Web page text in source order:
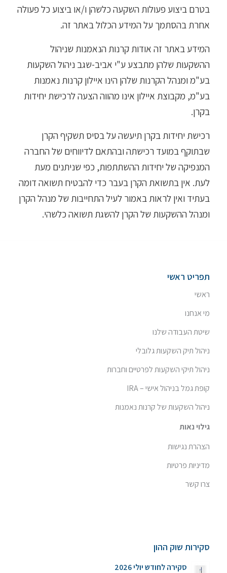
בטרם ביצוע פעולות השקעה כלשהן ו/או ביצוע כל פעולה
אחרת בהסתמך על המידע הכלול באתר זה.
המידע באתר זה אודות קרנות הנאמנות שניהול
ההשקעות שלהן מתבצע ע"י אביב-שגב ניהול השקעות
בע"מ ומנהל הקרנות שלהן הינו איילון קרנות נאמנות
בע"מ, מקבוצת איילון אינו מהווה הצעה לרכישת יחידות
בקרן.
רכישת יחידות בקרן תיעשה על בסיס תשקיף הקרן
שבתוקף במועד רכישתה ובהתאם לדיווחים של החברה
המנפיקה של יחידות ההשתתפות, כפי שניתנים מעת
לעת. אין בתשואת הקרן בעבר כדי להבטיח תשואה דומה
בעתיד ואין לראות באמור לעיל התחייבות של מנהל הקרן
ומנהל ההשקעות של הקרן להשגת תשואה כלשהי.
תפריט ראשי
ראשי
מי אנחנו
שיטת העבודה שלנו
ניהול תיק השקעות גלובלי
ניהול תיקי השקעות לפרטיים וחברות
קופת גמל בניהול אישי – IRA
ניהול השקעות של קרנות נאמנות
גילוי נאות
הצהרת נגישות
מדיניות פרטיות
צרו קשר
סקירות שוק ההון
סקירה לחודש יולי 2026